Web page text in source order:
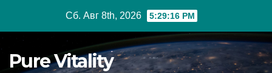
Сб. Авг 8th, 2026 5:29:17 PM
Pure Vitality